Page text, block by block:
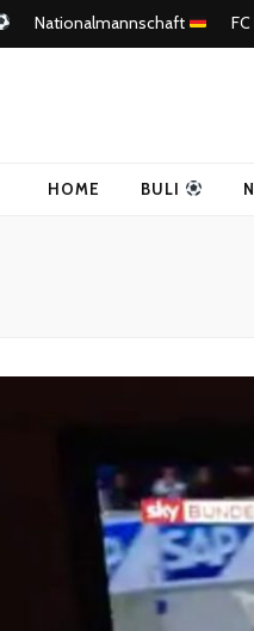
Nationalmannschaft
HOME BULI